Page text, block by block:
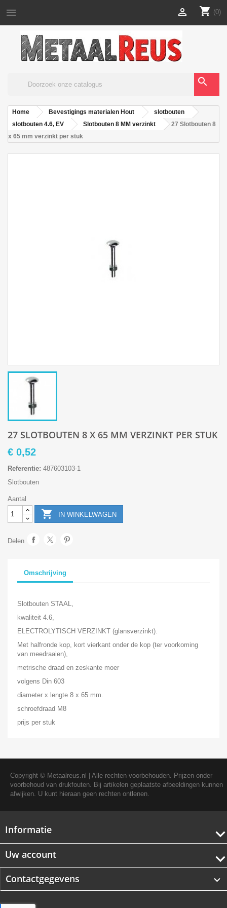
 shopping_cart (0)

search
Home Bevestigings materialen Hout
slotbouten
slotbouten 4.6, EV
Slotbouten 8 MM verzinkt
27 Slotbouten 8
x 65 mm verzinkt per stuk
27 SLOTBOUTEN 8 X 65 MM VERZINKT PER STUK
€ 0,52
Referentie: 487603103-1
Slotbouten
Aantal
 IN WINKELWAGEN
Delen
Omschrijving
Slotbouten STAAL,
kwaliteit 4.6,
ELECTROLYTISCH VERZINKT (glansverzinkt).
Met halfronde kop, kort vierkant onder de kop (ter voorkoming
van meedraaien),
metrische draad en zeskante moer
volgens Din 603
diameter x lengte 8 x 65 mm.
schroefdraad M8
prijs per stuk
Copyright © Metaalreus.nl
| Alle rechten voorbehouden. Prijzen onder
voorbehoud van drukfouten. Bij artikelen geplaatste afbeeldingen kunnen
afwijken. U kunt hieraan geen rechten ontlenen.
Informatie
Uw account
Contactgegevens keyboard_arrow_down